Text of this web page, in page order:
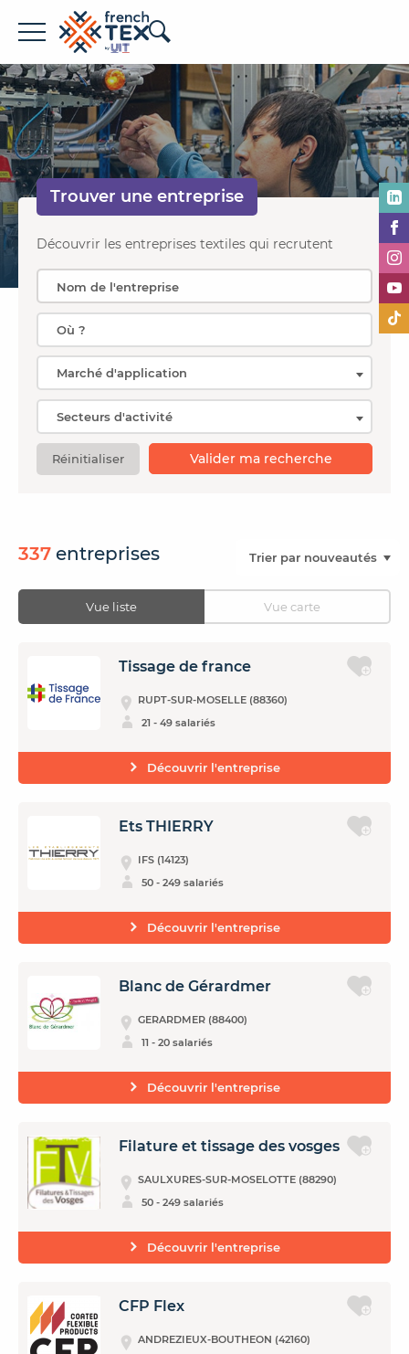
Offres d'emploi
Entreprises
Métiers
Formations
À propos de French TEX
Espace recruteur
CONTACTER FRENCH TEX ACTUALITÉSFOIRE AUX QUESTIONS
Trouver une entreprise
Découvrir les entreprises textiles qui recrutent
Valider ma recherche
Réinitialiser
337 entreprises
Vue liste Vue carte
Tissage de france
RUPT-SUR-MOSELLE (88360)
21 - 49 salariés
Découvrir l'entreprise
Ets THIERRY
IFS (14123)
50 - 249 salariés
Découvrir l'entreprise
Blanc de Gérardmer
GERARDMER (88400)
11 - 20 salariés
Découvrir l'entreprise
Filature et tissage des vosges
SAULXURES-SUR-MOSELOTTE (88290)
50 - 249 salariés
Découvrir l'entreprise
CFP Flex
ANDREZIEUX-BOUTHEON (42160)